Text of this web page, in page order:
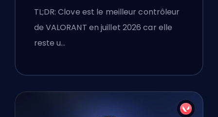
TL;DR: Clove est le meilleur contrôleur
de VALORANT en juillet 2026 car elle
reste u…